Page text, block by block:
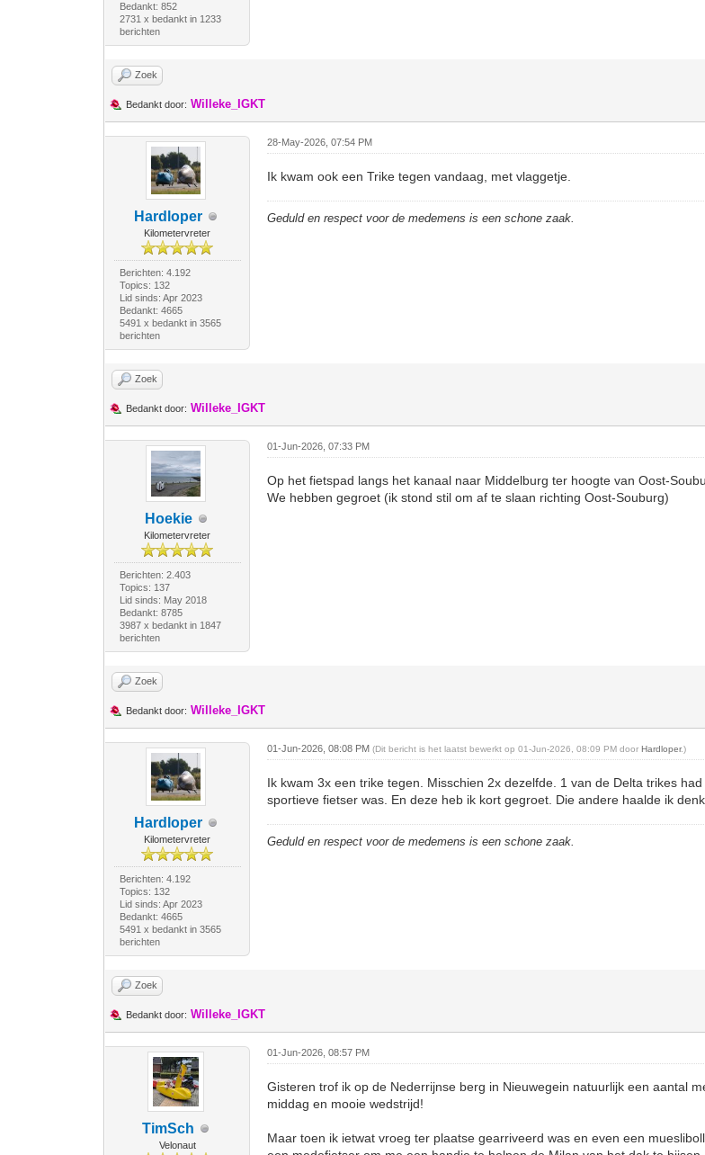
Bedankt: 852
2731 x bedankt in 1233
berichten
Zoek
Bedankt door: Willeke_IGKT
Hardloper
Kilometervreter
Berichten: 4.192
Topics: 132
Lid sinds: Apr 2023
Bedankt: 4665
5491 x bedankt in 3565
berichten
28-May-2026, 07:54 PM
Ik kwam ook een Trike tegen vandaag, met vlaggetje.
Geduld en respect voor de medemens is een schone zaak.
Zoek
Bedankt door: Willeke_IGKT
Hoekie
Kilometervreter
Berichten: 2.403
Topics: 137
Lid sinds: May 2018
Bedankt: 8785
3987 x bedankt in 1847
berichten
01-Jun-2026, 07:33 PM
Op het fietspad langs het kanaal naar Middelburg ter hoogte van Oost-
We hebben gegroet (ik stond stil om af te slaan richting Oost-Souburg)
Zoek
Bedankt door: Willeke_IGKT
Hardloper
Kilometervreter
Berichten: 4.192
Topics: 132
Lid sinds: Apr 2023
Bedankt: 4665
5491 x bedankt in 3565
berichten
01-Jun-2026, 08:08 PM(Dit bericht is het laatst bewerkt op 01-Jun-2026, 08:09 PM doorHardloper.)
Ik kwam 3x een trike tegen. Misschien 2x dezelfde. 1 van de Delta trikes
sportieve fietser was. En deze heb ik kort gegroet. Die andere haalde ik denk
Geduld en respect voor de medemens is een schone zaak.
Zoek
Bedankt door: Willeke_IGKT
TimSch
Velonaut
01-Jun-2026, 08:57 PM
Gisteren trof ik op de Nederrijnse berg in Nieuwegein natuurlijk een aantal
middag en mooie wedstrijd!
Maar toen ik ietwat vroeg ter plaatse gearriveerd was en even een